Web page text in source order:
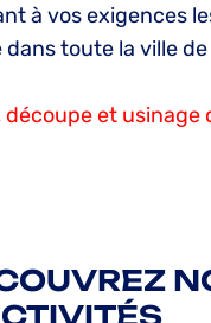
à vos exigences
toute la ville
et usinage